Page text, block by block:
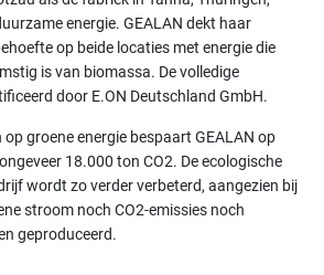
energie. GEALAN dekt haar
op beide locaties met energie die
is van biomassa. De volledige
door E.ON Deutschland GmbH.
op groene energie bespaart GEALAN op
18.000 ton CO2. De ecologische
wordt zo verder verbeterd, aangezien bij
stroom noch CO2-emissies noch
geproduceerd.